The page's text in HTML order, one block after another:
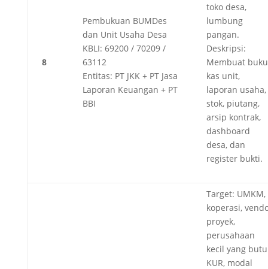
8
Pembukuan BUMDes
dan Unit Usaha Desa
KBLI: 69200 / 70209 /
63112
Entitas: PT JKK + PT Jasa
Laporan Keuangan + PT
BBI
toko desa,
lumbung
pangan.
Deskripsi:
Membuat buku
kas unit,
laporan usaha,
stok, piutang,
arsip kontrak,
dashboard
desa, dan
register bukti.
Target: UMKM,
koperasi,
proyek,
perusahaan
kecil yang
KUR, modal